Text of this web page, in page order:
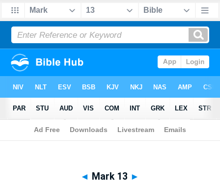
Biblia> Shuar New Testament > Mark 13
◄ Mark 13 ►